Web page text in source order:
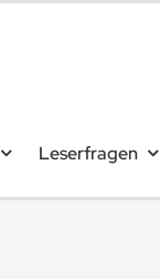
Leserfragen